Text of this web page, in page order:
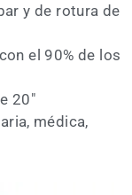
y de rotura de
con el 90% de los
20"
médica,